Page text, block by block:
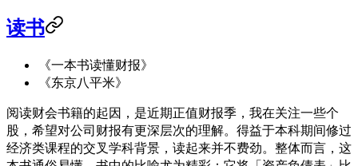
读书
《一本书读懂财报》
《东京八平米》
阅读财会书籍的起因，是近期正值财报季，我在关注一些个
股，希望对公司财报有更深层次的理解。得益于本科期间修过
经济类课程的交叉学科背景，读起来并不费劲。整体而言，这